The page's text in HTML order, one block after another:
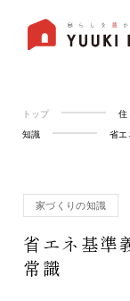
トップ 住
知識 省エ
家づくりの知識
省エネ基準
常識